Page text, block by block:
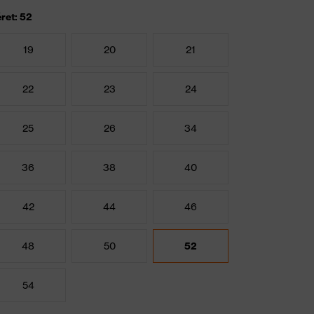
52
19 20 21
22 23 24
25 26 34
36 38 40
42 44 46
48 50 52
54